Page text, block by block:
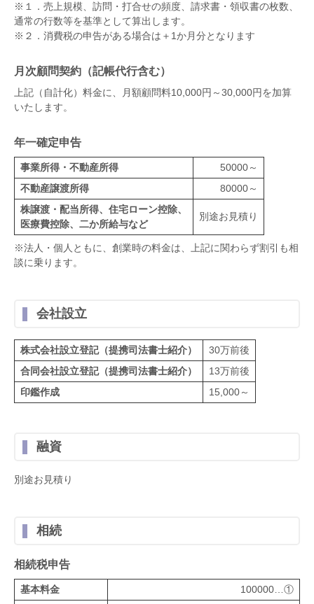
※１．売上規模、訪問・打合せの頻度、請求書・領収書の枚数、
通常の行数等を基準として算出します。
※２．消費税の申告がある場合は＋1か月分となります
月次顧問契約（記帳代行含む）
上記（自計化）料金に、月額顧問料10,000円～30,000円を加算
いたします。
年一確定申告
事業所得・不動産所得
50000～
不動産譲渡所得
80000～
株譲渡・配当所得、住宅ローン控除、
医療費控除、二か所給与など
別途お見積り
※法人・個人ともに、創業時の料金は、上記に関わらず割引も相
談に乗ります。
会社設立
株式会社設立登記（提携司法書士紹介）
30万前後
合同会社設立登記（提携司法書士紹介）
13万前後
印鑑作成
15,000～
融資
別途お見積り
相続
相続税申告
基本料金
100000…①